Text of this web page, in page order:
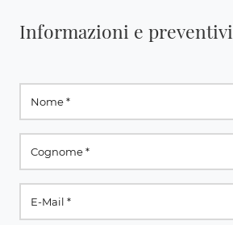
Informazioni e preventivi